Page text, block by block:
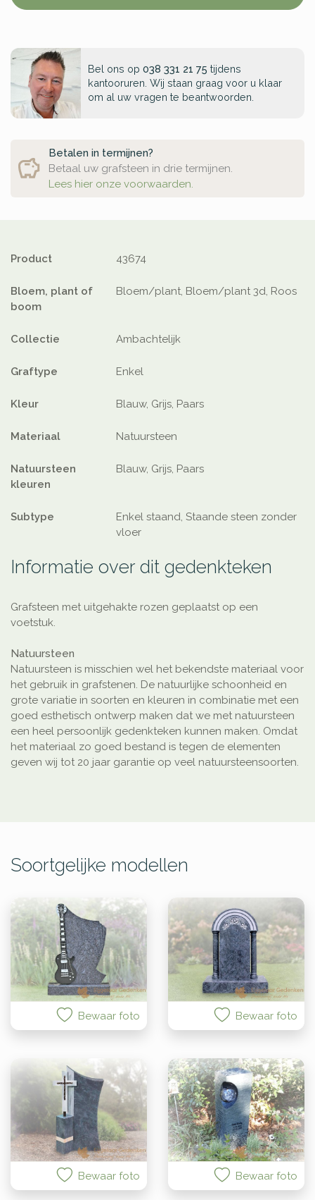
Bel ons op 038 331 21 75 tijdens
kantooruren. Wij staan graag voor u klaar
om al uw vragen te beantwoorden.
Betalen in termijnen?
Betaal uw grafsteen in drie termijnen.
Lees hier onze voorwaarden.
Product 43674
Bloem, plant of
boom
Bloem/plant, Bloem/plant 3d, Roos
Collectie Ambachtelijk
Graftype Enkel
Kleur Blauw, Grijs, Paars
Materiaal Natuursteen
Natuursteen
kleuren
Blauw, Grijs, Paars
Subtype
Enkel staand, Staande steen zonder
vloer
Informatie over dit gedenkteken
Grafsteen met uitgehakte rozen geplaatst op een
voetstuk.
Natuursteen
Natuursteen is misschien wel het bekendste materiaal voor
het gebruik in grafstenen. De natuurlijke schoonheid en
grote variatie in soorten en kleuren in combinatie met een
goed esthetisch ontwerp maken dat we met natuursteen
een heel persoonlijk gedenkteken kunnen maken. Omdat
het materiaal zo goed bestand is tegen de elementen
geven wij tot 20 jaar garantie op veel natuursteensoorten.
Soortgelijke modellen
Bewaar foto Bewaar foto
Bewaar foto Bewaar foto